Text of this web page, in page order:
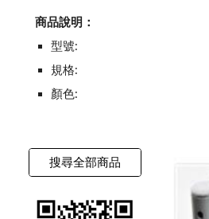
商品說明：
型號:
規格:
顏色:
搜尋全部商品